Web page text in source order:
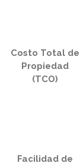
Costo Total de
Propiedad
(TCO)
Facilidad de